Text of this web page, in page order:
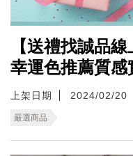
【送禮找誠品
幸運色推薦質感
上架日期 2024/02/20
嚴選商品